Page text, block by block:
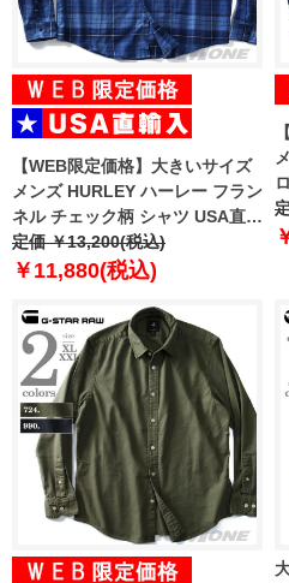
【WEB限定価格】大きいサイズ
メンズ HURLEY ハーレー フラン
ネル チェック柄 シャツ USA直輸
入 cu1010
定価 ￥13,200(税込)
￥11,880(税込)